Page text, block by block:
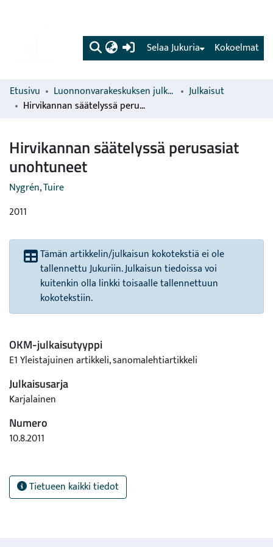
(current) Kokoelmat
Selaa Jukuria
Etusivu Luonnonvarakeskuksen julkaisut
Julkaisut
Hirvikannan säätelyssä perusasiat unohtuneet
Hirvikannan säätelyssä perusasiat
unohtuneet
Nygrén, Tuire
2011
Tämän artikkelin/julkaisun kokotekstiä ei ole
tallennettu Jukuriin. Julkaisun tiedoissa voi
kuitenkin olla linkki toisaalle tallennettuun
kokotekstiin.
OKM-julkaisutyyppi
E1 Yleistajuinen artikkeli, sanomalehtiartikkeli
Julkaisusarja
Karjalainen
Numero
10.8.2011
Tietueen kaikki tiedot